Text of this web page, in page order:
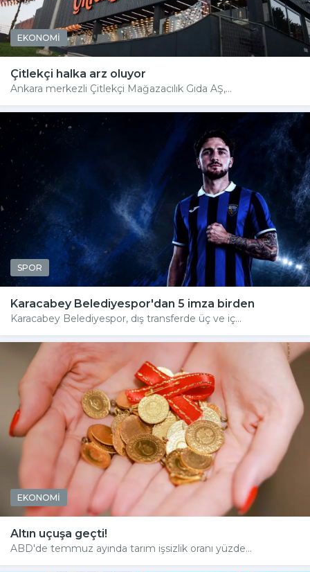
EKONOMİ
Çitlekçi halka arz oluyor
Ankara merkezli Çitlekçi Mağazacılık Gıda AŞ,...
SPOR
Karacabey Belediyespor'dan 5 imza birden
Karacabey Belediyespor, dış transferde üç ve iç...
EKONOMİ
Altın uçuşa geçti!
ABD'de temmuz ayında tarım işsizlik oranı yüzde...